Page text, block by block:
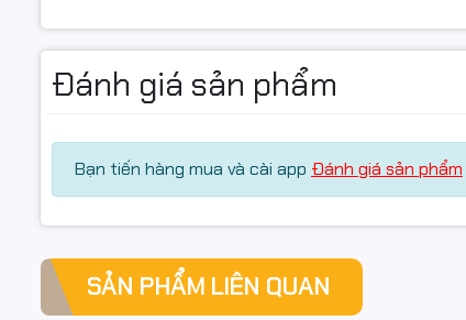
Đánh giá sản phẩm
Bạn tiến hàng mua và cài app Đánh giá sản phẩm
SẢN PHẨM LIÊN QUAN